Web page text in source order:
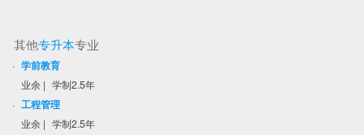
其他专升本专业
· 学前教育
业余 | 学制2.5年
· 工程管理
业余 | 学制2.5年